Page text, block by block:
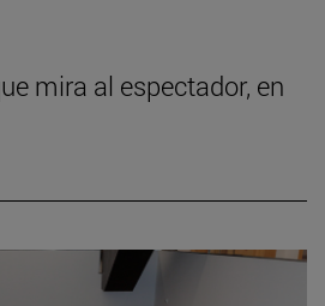
mira al espectador, en